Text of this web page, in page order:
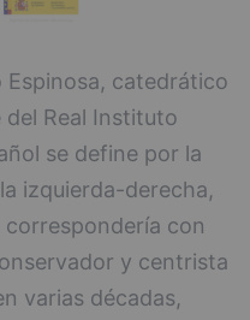
Espinosa, catedrático
Real Instituto
se define por la
izquierda-derecha,
con
y centrista
varias décadas,